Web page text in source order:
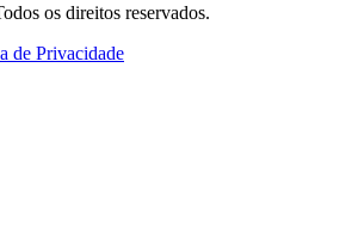
os direitos reservados.
de Privacidade